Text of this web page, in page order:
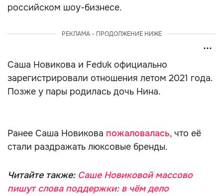
российском шоу-бизнесе.
РЕКЛАМА - ПРОДОЛЖЕНИЕ НИЖЕ
Саша Новикова и Feduk официально
зарегистрировали отношения летом 2021 года.
Позже у пары родилась дочь Нина.
Ранее Саша Новикова пожаловалась, что её
стали раздражать люксовые бренды.
Читайте также: Саше Новиковой массово
пишут слова поддержки: в чём дело